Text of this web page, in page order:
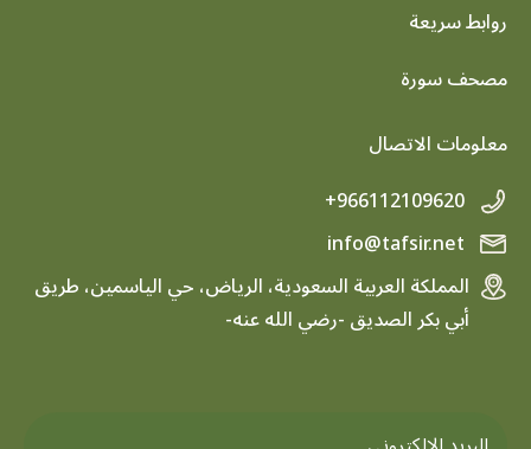
روابط سريعة
footer menu
مصحف سورة
معلومات الاتصال
+966112109620
المملكة العربية السعودية، الرياض، حي الياسمين، طريق
أبي بكر الصديق -رضي الله عنه-